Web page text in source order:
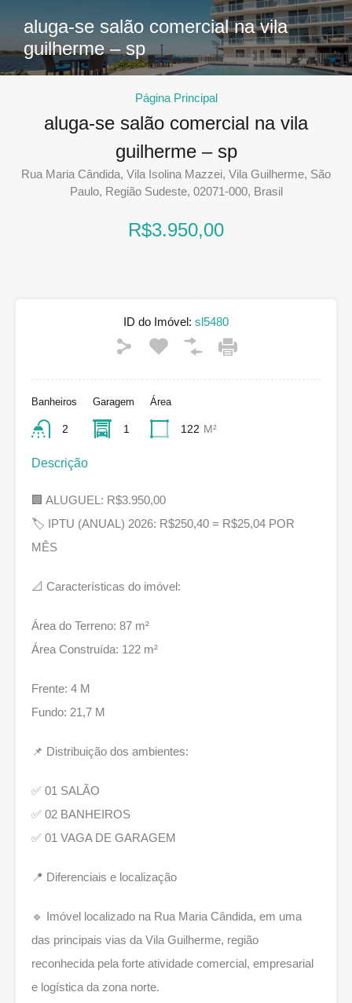
aluga-se salão comercial na vila
guilherme – sp
Página Principal
aluga-se salão comercial na vila
guilherme – sp
Rua Maria Cândida, Vila Isolina Mazzei, Vila Guilherme, São
Paulo, Região Sudeste, 02071-000, Brasil
R$3.950,00
ID do Imóvel: sl5480
Banheiros
2
Garagem
1
Área
122 M²
Descrição
🏢 ALUGUEL: R$3.950,00
🏷 IPTU (ANUAL) 2026: R$250,40 = R$25,04 POR
MÊS
📐 Características do imóvel:
Área do Terreno: 87 m²
Área Construída: 122 m²
Frente: 4 M
Fundo: 21,7 M
📌 Distribuição dos ambientes:
✅ 01 SALÃO
✅ 02 BANHEIROS
✅ 01 VAGA DE GARAGEM
📍 Diferenciais e localização
🔹 Imóvel localizado na Rua Maria Cândida, em uma
das principais vias da Vila Guilherme, região
reconhecida pela forte atividade comercial, empresarial
e logística da zona norte.